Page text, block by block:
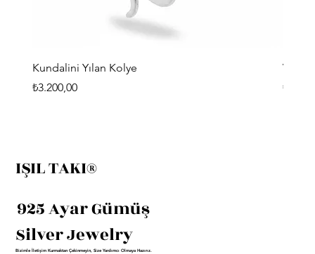
Kundalini Yılan Kolye
Fiyat
₺3.200,00
Fiyat
IŞIL TAKI®
925 Ayar Gümüş
Silver Jewelry
Bizimle İletişim Kurmaktan Çekinmeyin, Size Yardımcı Olmaya Hazırız.